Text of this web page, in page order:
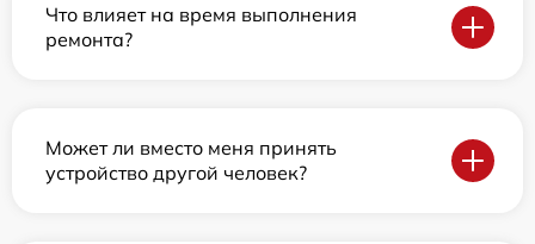
Что влияет на время выполнения
ремонта?
Может ли вместо меня принять
устройство другой человек?